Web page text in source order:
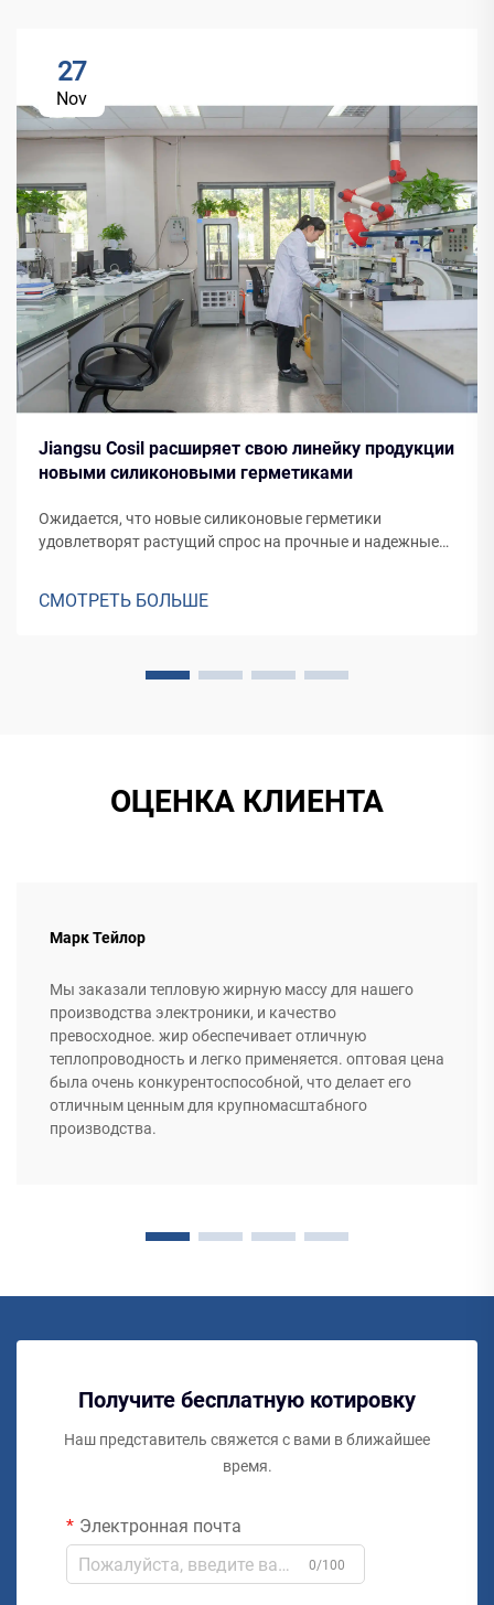
27
Nov
Jiangsu Cosil расширяет свою линейку продукции
новыми силиконовыми герметиками
Ожидается, что новые силиконовые герметики
удовлетворят растущий спрос на прочные и надежные
СМОТРЕТЬ БОЛЬШЕ
ОЦЕНКА КЛИЕНТА
Марк Тейлор
Мы заказали тепловую жирную массу для нашего
производства электроники, и качество
превосходное. жир обеспечивает отличную
теплопроводность и легко применяется. оптовая цена
была очень конкурентоспособной, что делает его
отличным ценным для крупномасштабного
производства.
Получите бесплатную котировку
Наш представитель свяжется с вами в ближайшее
время.
Электронная почта
0/100